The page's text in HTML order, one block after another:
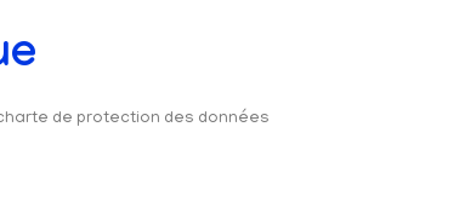
de protection des données